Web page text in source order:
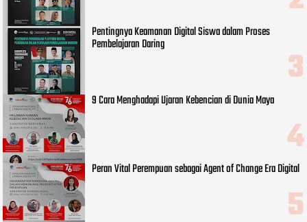
Pentingnya Keamanan Digital Siswa dalam Proses
Pembelajaran Daring
9 Cara Menghadapi Ujaran Kebencian di Dunia Maya
Peran Vital Perempuan sebagai Agent of Change Era Digital